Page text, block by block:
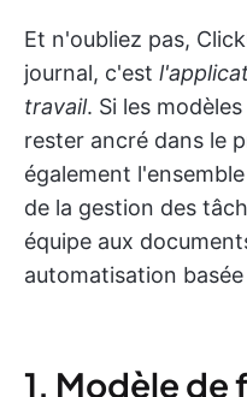
Et n'oubliez pas,
journal, c'est
travail. Si les
rester ancré dans le
également
de la gestion des
équipe aux
automatisation basée
1. Modèle de